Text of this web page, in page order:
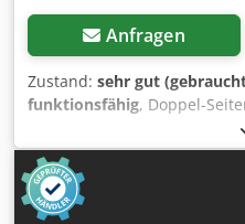
Anfragen
Zustand: sehr gut
funktionsfähig, Doppel-
Grützmacher GSP10
Arbeitshöhe: 230 mm
Oszillation der
Aggregatvorschub